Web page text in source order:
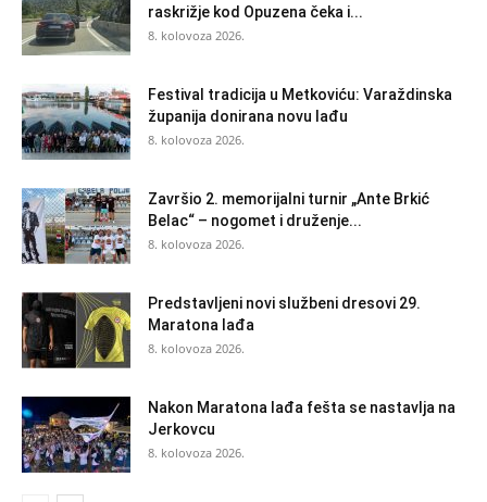
raskrižje kod Opuzena čeka i...
8. kolovoza 2026.
Festival tradicija u Metkoviću: Varaždinska
županija donirana novu lađu
8. kolovoza 2026.
Završio 2. memorijalni turnir „Ante Brkić
Belac“ – nogomet i druženje...
8. kolovoza 2026.
Predstavljeni novi službeni dresovi 29.
Maratona lađa
8. kolovoza 2026.
Nakon Maratona lađa fešta se nastavlja na
Jerkovcu
8. kolovoza 2026.